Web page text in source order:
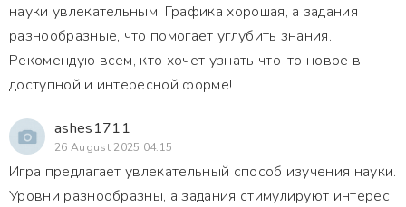
науки увлекательным. Графика хорошая, а задания
разнообразные, что помогает углубить знания.
Рекомендую всем, кто хочет узнать что-то новое в
доступной и интересной форме!
ashes1711
26 August 2025 04:15
Игра предлагает увлекательный способ изучения науки.
Уровни разнообразны, а задания стимулируют интерес